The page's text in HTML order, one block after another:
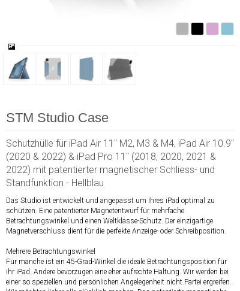
STM Studio Case
Schutzhülle für iPad Air 11" M2, M3 & M4, iPad Air 10.9"
(2020 & 2022) & iPad Pro 11" (2018, 2020, 2021 &
2022) mit patentierter magnetischer Schliess- und
Standfunktion - Hellblau
Das Studio ist entwickelt und angepasst um Ihres iPad optimal zu
schützen. Eine patentierter Magnetentwurf für mehrfache
Betrachtungswinkel und einen Weltklasse-Schutz. Der einzigartige
Magnetverschluss dient für die perfekte Anzeige- oder Schreibposition.
Mehrere Betrachtungswinkel
Für manche ist ein 45-Grad-Winkel die ideale Betrachtungsposition für
ihr iPad. Andere bevorzugen eine eher aufrechte Haltung. Wir werden bei
einer so speziellen und persönlichen Angelegenheit nicht Partei ergreifen.